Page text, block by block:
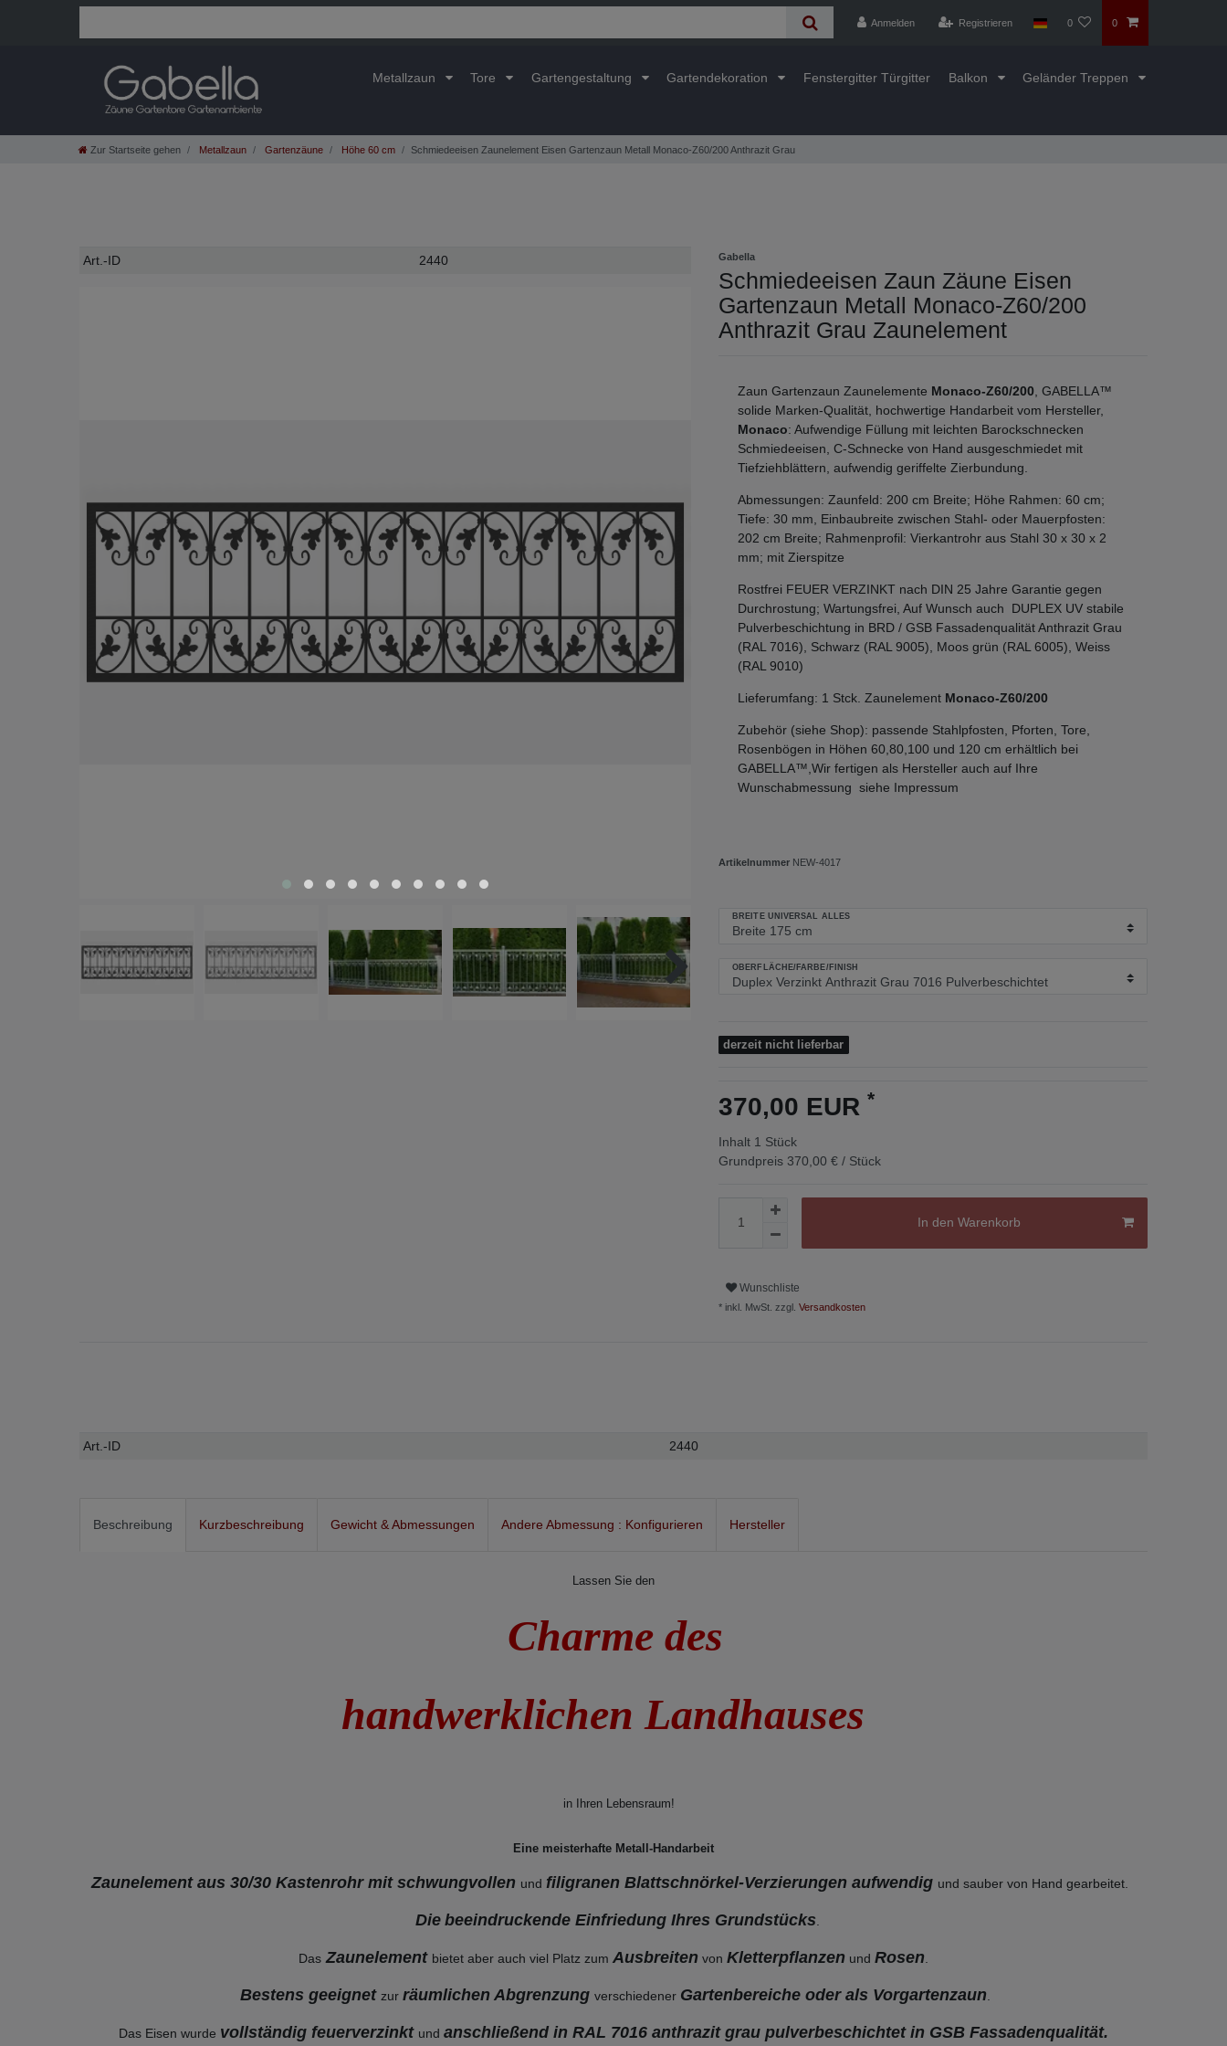
Anmelden Registrieren 0 0
Metallzaun Tore Gartengestaltung Gartendekoration Fenstergitter Türgitter Balkon Geländer Treppen
Zur Startseite gehen Metallzaun Gartenzäune Höhe 60 cm Schmiedeeisen Zaunelement Eisen Gartenzaun Metall Monaco-Z60/200 Anthrazit Grau
Technisches
Wert
Art.-ID 2440 Gabella
Schmiedeeisen Zaun Zäune Eisen
Gartenzaun Metall Monaco-Z60/200
Anthrazit Grau Zaunelement
Zaun Gartenzaun Zaunelemente Monaco-Z60/200 , GABELLA™
solide Marken-Qualität, hochwertige Handarbeit vom Hersteller,
Monaco: Aufwendige Füllung mit leichten Barockschnecken
Schmiedeeisen, C-Schnecke von Hand ausgeschmiedet mit
Tiefziehblättern, aufwendig geriffelte Zierbundung.
Abmessungen: Zaunfeld: 200 cm Breite; Höhe Rahmen: 60 cm;
Tiefe: 30 mm, Einbaubreite zwischen Stahl- oder Mauerpfosten:
202 cm Breite; Rahmenprofil: Vierkantrohr aus Stahl 30 x 30 x 2
mm; mit Zierspitze
Rostfrei FEUER VERZINKT nach DIN 25 Jahre Garantie gegen
Durchrostung; Wartungsfrei, Auf Wunsch auch DUPLEX UV stabile
Pulverbeschichtung in BRD / GSB Fassadenqualität Anthrazit Grau
(RAL 7016), Schwarz (RAL 9005), Moos grün (RAL 6005), Weiss
(RAL 9010)
Lieferumfang: 1 Stck. Zaunelement Monaco-Z60/200
Zubehör (siehe Shop): passende Stahlpfosten, Pforten, Tore,
Rosenbögen in Höhen 60,80,100 und 120 cm erhältlich bei
GABELLA™,Wir fertigen als Hersteller auch auf Ihre
Wunschabmessung siehe Impressum
Artikelnummer NEW-4017
BREITE UNIVERSAL ALLES
OBERFLÄCHE/FARBE/FINISH
derzeit nicht lieferbar
370,00 EUR *
Inhalt 1 Stück
Grundpreis 370,00 € / Stück
In den Warenkorb
Wunschliste
* inkl. MwSt. zzgl. Versandkosten
Technisches
Wert
Art.-ID 2440
Beschreibung Kurzbeschreibung Gewicht & Abmessungen Andere Abmessung : Konfigurieren Hersteller
Lassen Sie den
Charme des
handwerklichen Landhauses
in Ihren Lebensraum!
Eine meisterhafte Metall-Handarbeit
Zaunelement aus 30/30 Kastenrohr mit schwungvollen und filigranen Blattschnörkel-Verzierungen aufwendig und sauber von Hand gearbeitet.
Die beeindruckende Einfriedung Ihres Grundstücks
Das Zaunelement bietet aber auch viel Platz zum Ausbreiten von Kletterpflanzen und Rosen
Bestens geeignet zur räumlichen Abgrenzung verschiedener Gartenbereiche oder als Vorgartenzaun
Das Eisen wurde vollständig feuerverzinkt und anschließend in RAL 7016 anthrazit grau pulverbeschichtet in GSB Fassadenqualität.